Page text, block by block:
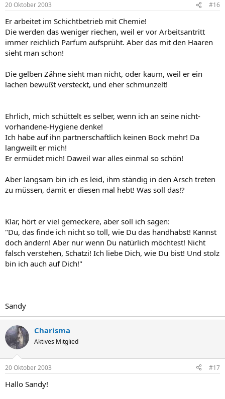
20 Oktober 2003 #16
Er arbeitet im Schichtbetrieb mit Chemie!
Die werden das weniger riechen, weil er vor Arbeitsantritt
immer reichlich Parfum aufsprüht. Aber das mit den Haaren
sieht man schon!
Die gelben Zähne sieht man nicht, oder kaum, weil er ein
lachen bewußt versteckt, und eher schmunzelt!
Ehrlich, mich schüttelt es selber, wenn ich an seine nicht-
vorhandene-Hygiene denke!
Ich habe auf ihn partnerschaftlich keinen Bock mehr! Da
langweilt er mich!
Er ermüdet mich! Daweil war alles einmal so schön!
Aber langsam bin ich es leid, ihm ständig in den Arsch treten
zu müssen, damit er diesen mal hebt! Was soll das!?
Klar, hört er viel gemeckere, aber soll ich sagen:
"Du, das finde ich nicht so toll, wie Du das handhabst! Kannst
doch ändern! Aber nur wenn Du natürlich möchtest! Nicht
falsch verstehen, Schatzi! Ich liebe Dich, wie Du bist! Und stolz
bin ich auch auf Dich!"
Sandy
Charisma
Aktives Mitglied
20 Oktober 2003 #17
Hallo Sandy!